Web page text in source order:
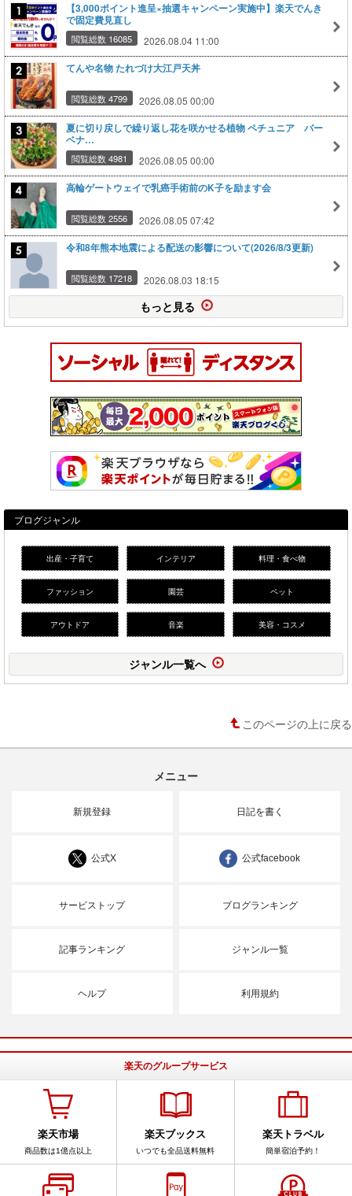
【3,000ポイント進呈×抽選キャンペーン実施中】楽天でんき
で固定費見直し
閲覧総数 16085 2026.08.04 11:00
てんや名物 たれづけ大江戸天丼
閲覧総数 4799 2026.08.05 00:00
夏に切り戻しで繰り返し花を咲かせる植物 ペチュニア バー
ベナ…
閲覧総数 4981 2026.08.05 00:00
高輪ゲートウェイで乳癌手術前のK子を励ます会
閲覧総数 2556 2026.08.05 07:42
令和8年熊本地震による配送の影響について(2026/8/3更新)
閲覧総数 17218 2026.08.03 18:15
もっと見る
ブログジャンル
出産・子育て インテリア 料理・食べ物
ファッション 園芸 ペット
アウトドア 音楽 美容・コスメ
ジャンル一覧へ
このページの上に戻る
メニュー
新規登録 日記を書く
公式X 公式facebook
サービストップ ブログランキング
記事ランキング ジャンル一覧
ヘルプ 利用規約
楽天のグループサービス
楽天市場
商品数は1億点以上
楽天ブックス
いつでも全品送料無料
楽天トラベル
簡単宿泊予約！